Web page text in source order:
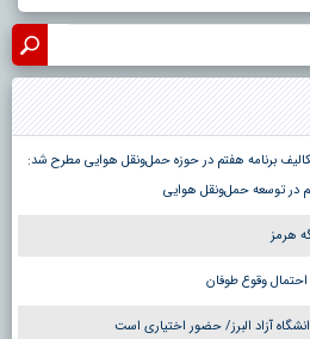
برنامه هفتم در حوزه حمل‌ونقل هوایی مطرح شد:
در توسعه حمل‌ونقل هوایی
هرمز
وقوع طوفان
آزاد البرز/ حضور اختیاری است